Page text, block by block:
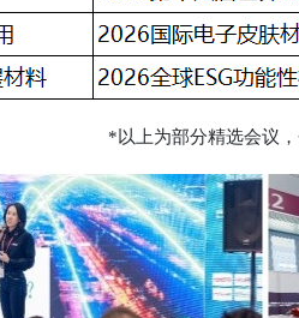
*以上为部分精选会议，